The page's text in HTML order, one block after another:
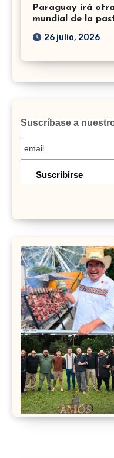
Paraguay irá
mundial de la
26 julio, 2026
Suscríbase a